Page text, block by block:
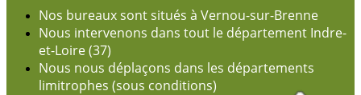
Nos bureaux sont situés à Vernou-sur-Brenne
Nous intervenons dans tout le département Indre-
et-Loire (37)
Nous nous déplaçons dans les départements
limitrophes (sous conditions)